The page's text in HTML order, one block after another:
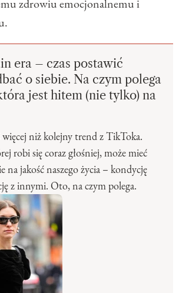
zdrowiu emocjonalnemu i
era – czas postawić
o siebie. Na czym polega
jest hitem (nie tylko) na
niż kolejny trend z TikToka.
robi się coraz głośniej, może mieć
na jakość naszego życia – kondycję
z innymi. Oto, na czym polega.